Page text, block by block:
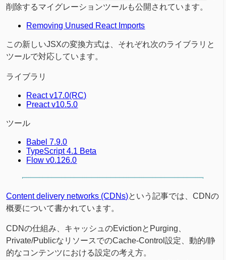
削除するマイグレーションツールも公開されています。
Removing Unused React Imports
この新しいJSXの変換方式は、それぞれ次のライブラリと
ツールで対応しています。
ライブラリ
React v17.0(RC)
Preact v10.5.0
ツール
Babel 7.9.0
TypeScript 4.1 Beta
Flow v0.126.0
Content delivery networks (CDNs)という記事では、CDNの
概要について書かれています。
CDNの仕組み、キャッシュのEvictionとPurging、
Private/PublicなリソースでのCache-Control設定、動的/静
的なコンテンツにおける設定の考え方。